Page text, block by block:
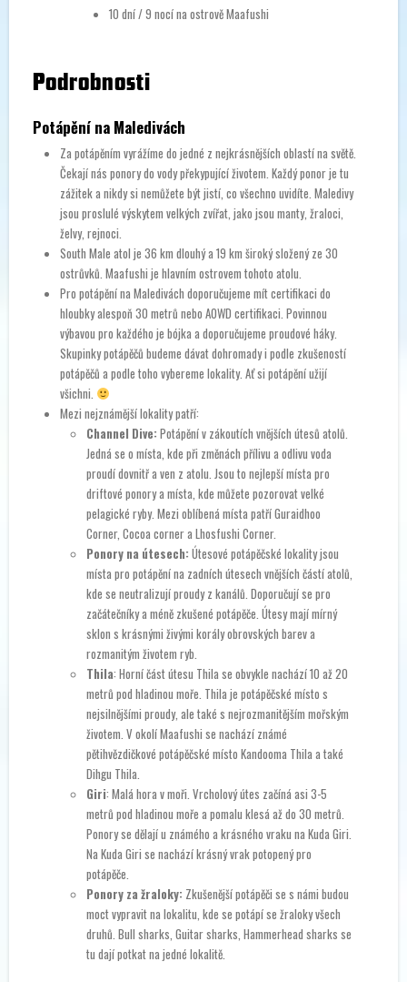
10 dní / 9 nocí na ostrově Maafushi
Podrobnosti
Potápění na Maledivách
Za potápěním vyrážíme do jedné z nejkrásnějších oblastí na světě.
Čekají nás ponory do vody překypující životem. Každý ponor je tu
zážitek a nikdy si nemůžete být jistí, co všechno uvidíte. Maledivy
jsou proslulé výskytem velkých zvířat, jako jsou manty, žraloci,
želvy, rejnoci.
South Male atol je 36 km dlouhý a 19 km široký složený ze 30
ostrůvků. Maafushi je hlavním ostrovem tohoto atolu.
Pro potápění na Maledivách doporučujeme mít certifikaci do
hloubky alespoň 30 metrů nebo AOWD certifikaci. Povinnou
výbavou pro každého je bójka a doporučujeme proudové háky.
Skupinky potápěčů budeme dávat dohromady i podle zkušeností
potápěčů a podle toho vybereme lokality. Ať si potápění užijí
všichni.
Mezi nejznámější lokality patří:
Channel Dive: Potápění v zákoutích vnějších útesů atolů.
Jedná se o místa, kde při změnách přílivu a odlivu voda
proudí dovnitř a ven z atolu. Jsou to nejlepší místa pro
driftové ponory a místa, kde můžete pozorovat velké
pelagické ryby. Mezi oblíbená místa patří Guraidhoo
Corner, Cocoa corner a Lhosfushi Corner.
Ponory na útesech: Útesové potápěčské lokality jsou
místa pro potápění na zadních útesech vnějších částí atolů,
kde se neutralizují proudy z kanálů. Doporučují se pro
začátečníky a méně zkušené potápěče. Útesy mají mírný
sklon s krásnými živými korály obrovských barev a
rozmanitým životem ryb.
Thila: Horní část útesu Thila se obvykle nachází 10 až 20
metrů pod hladinou moře. Thila je potápěčské místo s
nejsilnějšími proudy, ale také s nejrozmanitějším mořským
životem. V okolí Maafushi se nachází známé
pětihvězdičkové potápěčské místo Kandooma Thila a také
Dihgu Thila.
Giri: Malá hora v moři. Vrcholový útes začíná asi 3-5
metrů pod hladinou moře a pomalu klesá až do 30 metrů.
Ponory se dělají u známého a krásného vraku na Kuda Giri.
Na Kuda Giri se nachází krásný vrak potopený pro
potápěče.
Ponory za žraloky: Zkušenější potápěči se s námi budou
moct vypravit na lokalitu, kde se potápí se žraloky všech
druhů. Bull sharks, Guitar sharks, Hammerhead sharks se
tu dají potkat na jedné lokalitě.